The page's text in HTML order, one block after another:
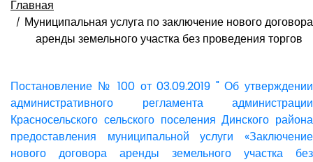
Главная
Муниципальная услуга по заключение нового договора
аренды земельного участка без проведения торгов
Постановление № 100 от 03.09.2019 " Об утверждении
административного регламента администрации
Красносельского сельского поселения Динского района
предоставления муниципальной услуги «Заключение
нового договора аренды земельного участка без